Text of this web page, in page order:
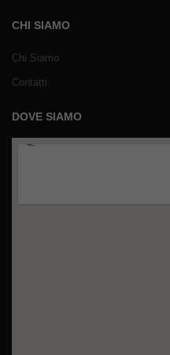
CHI SIAMO
Chi Siamo
Contatti
DOVE SIAMO